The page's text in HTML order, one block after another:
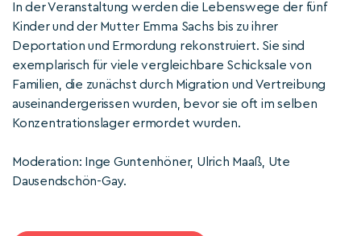
In der Veranstaltung werden die Lebenswege der fünf
Kinder und der Mutter Emma Sachs bis zu ihrer
Deportation und Ermordung rekonstruiert. Sie sind
exemplarisch für viele vergleichbare Schicksale von
Familien, die zunächst durch Migration und Vertreibung
auseinandergerissen wurden, bevor sie oft im selben
Konzentrationslager ermordet wurden.
Moderation: Inge Guntenhöner, Ulrich Maaß, Ute
Dausendschön-Gay.